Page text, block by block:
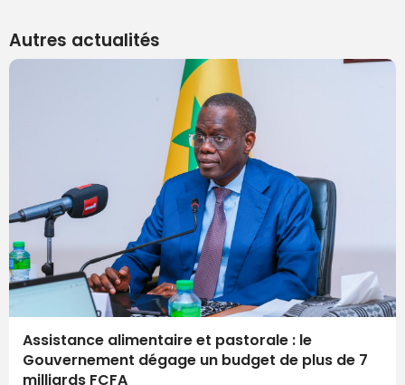
Autres actualités
Assistance alimentaire et pastorale : le
Gouvernement dégage un budget de plus de 7
milliards FCFA